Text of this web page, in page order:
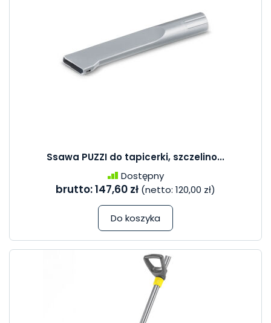
Ssawa PUZZI do tapicerki, szczelino...
Dostępny
brutto:147,60 zł (netto: 120,00 zł)
Do koszyka